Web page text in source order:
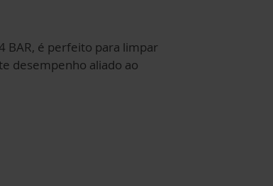
BAR, é perfeito para limpar
desempenho aliado ao